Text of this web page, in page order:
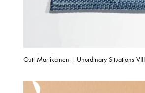
Outi Martikainen | Unordinary Situations VIII